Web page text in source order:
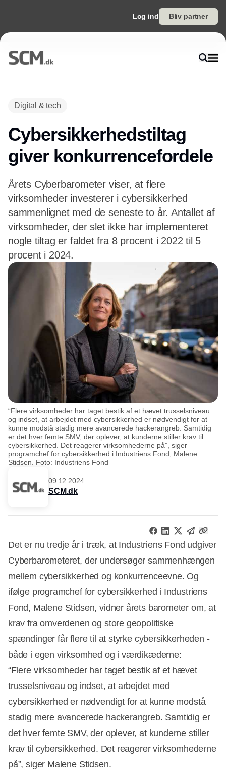
Log ind Bliv partner
Digital & tech
Cybersikkerhedstiltag
giver konkurrencefordele
Årets Cyberbarometer viser, at flere
virksomheder investerer i cybersikkerhed
sammenlignet med de seneste to år. Antallet af
virksomheder, der slet ikke har implementeret
nogle tiltag er faldet fra 8 procent i 2022 til 5
procent i 2024.
“Flere virksomheder har taget bestik af et hævet trusselsniveau
og indset, at arbejdet med cybersikkerhed er nødvendigt for at
kunne modstå stadig mere avancerede hackerangreb. Samtidig
er det hver femte SMV, der oplever, at kunderne stiller krav til
cybersikkerhed. Det reagerer virksomhederne på”, siger
programchef for cybersikkerhed i Industriens Fond, Malene
Stidsen. Foto: Industriens Fond
09.12.2024
SCM.dk
Det er nu tredje år i træk, at Industriens Fond udgiver
Cyberbarometeret, der undersøger sammenhængen
mellem cybersikkerhed og konkurrenceevne. Og
ifølge programchef for cybersikkerhed i Industriens
Fond, Malene Stidsen, vidner årets barometer om, at
krav fra omverdenen og store geopolitiske
spændinger får flere til at styrke cybersikkerheden -
både i egen virksomhed og i værdikæderne:
“Flere virksomheder har taget bestik af et hævet
trusselsniveau og indset, at arbejdet med
cybersikkerhed er nødvendigt for at kunne modstå
stadig mere avancerede hackerangreb. Samtidig er
det hver femte SMV, der oplever, at kunderne stiller
krav til cybersikkerhed. Det reagerer virksomhederne
på”, siger Malene Stidsen.